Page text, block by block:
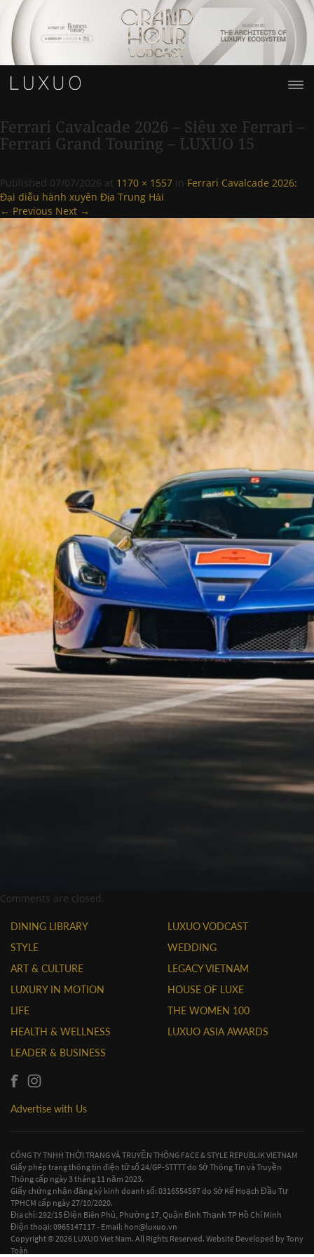
Ferrari Cavalcade 2026 – Siêu xe Ferrari –
Ferrari Grand Touring – LUXUO 15
Published 07/07/2026 at 1170 × 1557 in Ferrari Cavalcade 2026:
Đại diễu hành xuyên Địa Trung Hải.
← Previous Next →
Comments are closed.
DINING LIBRARY
STYLE
ART & CULTURE
LUXURY IN MOTION
LIFE
HEALTH & WELLNESS
LEADER & BUSINESS
LUXUO VODCAST
WEDDING
LEGACY VIETNAM
HOUSE OF LUXE
THE WOMEN 100
LUXUO ASIA AWARDS
Advertise with Us
CÔNG TY TNHH THỜI TRANG VÀ TRUYỀN THÔNG FACE & STYLE REPUBLIK VIETNAM
Giấy phép trang thông tin điện tử số 24/GP-STTTT do Sở Thông Tin và Truyền
Thông cấp ngày 3 tháng 11 năm 2023.
Giấy chứng nhận đăng ký kinh doanh số: 0316554597 do Sở Kế Hoạch Đầu Tư
TPHCM cấp ngày 27/10/2020.
Địa chỉ: 292/15 Điện Biên Phủ, Phường 17, Quận Bình Thạnh TP Hồ Chí Minh
Điện thoại: 0965147117 - Email: hon@luxuo.vn
Copyright © 2026 LUXUO Viet Nam. All Rights Reserved. Website Developed byTony
Toàn